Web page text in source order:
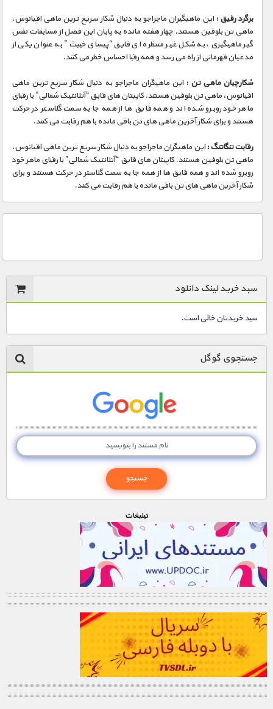
برگرد رفیق :این ماهیگیران ماجراجو به دنبال شکار سریع ترین ماهی اقیانوس،
ماهی تن بلوفین هستند. چهار هفته مانده به پایان این فصل از مسابقات نفس
گیر ماهیگیری، به شکل غیر منتظره ای قایق “پیسای خبیث” به عنوان یکی از
مدعیان قهرمانی از راه می رسد و همه رقبا احساس خطر می کنند.
شکارچیان ماهی تن : این ماهیگران ماجراجو به دنبال شکار سریع ترین ماهی
اقیانوس، ماهی تن بلوفین هستند. کاپیتان های قایق “آتلانتیک شمالی” با رقبای
ماهر خود روبرو شده اند و همه قایق ها از همه جا به سمت گلاستر در حرکت
هستند و برای شکار آخرین ماهی های تن باقی مانده با هم رقابت می کنند.
رقابت تنگاتنگ : این ماهیگران ماجراجو به دنبال شکار سریع ترین ماهی اقیانوس،
ماهی تن بلوفین هستند. کاپیتان های قایق “آتلانتیک شمالی” با رقبای ماهر خود
روبرو شده اند و همه قایق ها از همه جا به سمت گلاستر در حرکت هستند و برای
شکار آخرین ماهی های تن باقی مانده با هم رقابت می کنند.
سبد خرید لینک دانلود
سبد خریدتان خالی است.
جستجوی گوگل
تبليغات